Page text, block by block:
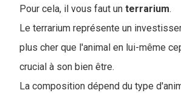
Pour cela, il vous faut un terrarium.
Le terrarium représente un
plus cher que l'animal en lui-même
crucial à son bien être.
La composition dépend du type